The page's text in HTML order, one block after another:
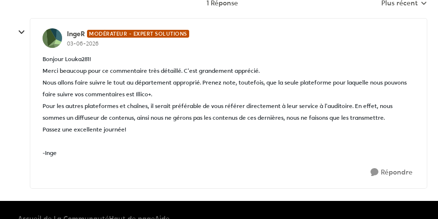
1 Réponse Réponses triées
Plus récent
IngeR MODÉRATEUR - EXPERT SOLUTIONS
03-06-2026
Bonjour Louka281!
Merci beaucoup pour ce commentaire très détaillé. C'est grandement apprécié.
Nous allons faire suivre le tout au département approprié. Prenez note, toutefois, que la seule plateforme pour laquelle nous pouvons
faire suivre vos commentaires est Illico+.
Pour les autres plateformes et chaînes, il serait préférable de vous référer directement à leur service à l'auditoire. En effet, nous
sommes un diffuseur de contenus, ainsi nous ne gérons pas les contenus de ces dernières, nous ne faisons que les transmettre.
Passez une excellente journée!
-Inge
Répondre